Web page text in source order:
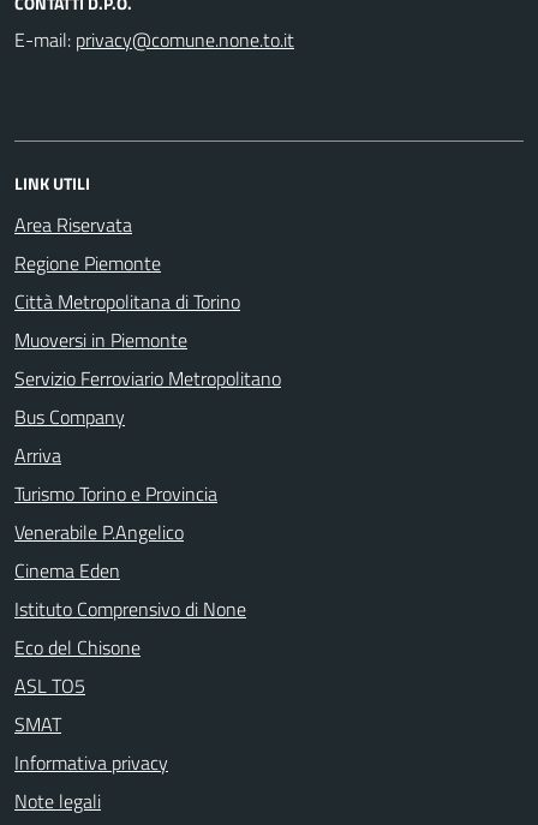
E-mail:
LINK UTILI
Area Riservata
Regione Piemonte
Città Metropolitana di Torino
Muoversi in Piemonte
Servizio Ferroviario Metropolitano
Bus Company
Arriva
Turismo Torino e Provincia
Venerabile P.Angelico
Cinema Eden
Istituto Comprensivo di None
Eco del Chisone
ASL TO5
SMAT
Informativa privacy
Note legali